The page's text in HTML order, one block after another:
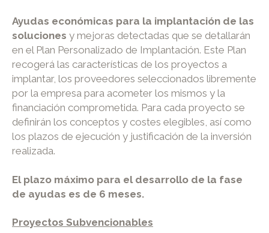
Ayudas económicas para la implantación de las
soluciones y mejoras detectadas que se detallarán
en el Plan Personalizado de Implantación. Este Plan
recogerá las características de los proyectos a
implantar, los proveedores seleccionados libremente
por la empresa para acometer los mismos y la
financiación comprometida. Para cada proyecto se
definirán los conceptos y costes elegibles, así como
los plazos de ejecución y justificación de la inversión
realizada.
El plazo máximo para el desarrollo de la fase
de ayudas es de 6 meses.
Proyectos Subvencionables